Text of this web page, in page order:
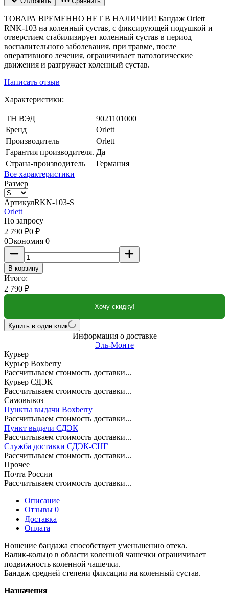
ТОВАРА ВРЕМЕННО НЕТ В НАЛИЧИИ! Бандаж Orlett
RNK-103 на коленный сустав, с фиксирующей подушкой и
отверстием стабилизирует коленный сустав в период
воспалительного заболевания, при травме, после
оперативного лечения, ограничивает патологические
движения и разгружает коленный сустав.
Написать отзыв
Характеристики:
ТН ВЭД
9021101000
Бренд
Orlett
Производитель
Orlett
Гарантия производителя. Да
Страна-производитель
Германия
Все характеристики
Размер
АртикулRKN-103-S
Orlett
По запросу
2 790 ₽0 ₽
0Экономия 0
В корзину
Итого:
2 790 ₽
Хочу скидку!
Купить в один клик
Информация о доставке
Эль-Монте
Курьер
Курьер Boxberry
Рассчитываем стоимость доставки...
Курьер СДЭК
Рассчитываем стоимость доставки...
Самовывоз
Пункты выдачи Boxberry
Рассчитываем стоимость доставки...
Пункт выдачи СДЭК
Рассчитываем стоимость доставки...
Служба доставки СДЭК-СНГ
Рассчитываем стоимость доставки...
Прочее
Почта России
Рассчитываем стоимость доставки...
Описание
Отзывы 0
Доставка
Оплата
Ношение бандажа способствует уменьшению отека.
Валик-кольцо в области коленной чашечки ограничивает
подвижность коленной чашечки.
Бандаж средней степени фиксации на коленный сустав.
Назначения